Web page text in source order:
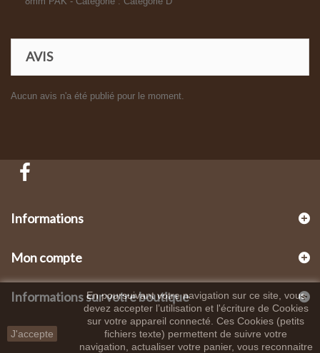
AVIS
Aucun avis n'a été publié pour le moment.
Informations
Mon compte
Informations sur votre boutique
J'accepte
En poursuivant votre navigation sur ce site, vous
devez accepter l’utilisation et l'écriture de Cookies
sur votre appareil connecté. Ces Cookies (petits
fichiers texte) permettent de suivre votre
navigation, actualiser votre panier, vous reconnaitre